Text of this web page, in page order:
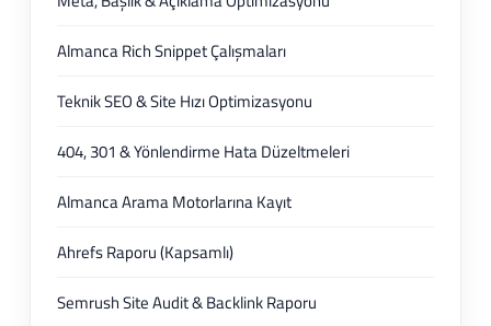
Almanca Rich Snippet Çalışmaları
Teknik SEO & Site Hızı Optimizasyonu
404, 301 & Yönlendirme Hata Düzeltmeleri
Almanca Arama Motorlarına Kayıt
Ahrefs Raporu (Kapsamlı)
Semrush Site Audit & Backlink Raporu